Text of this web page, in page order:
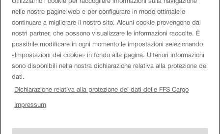
Social Media
Twitter
Facebook
Youtube
Instagram
LinkedIn
Tags
Accoppiamento automatico digitale
nelle nostre pagine web e per configurare in modo ottimale e
continuare a migliorare il nostro sito. Alcuni cookie provengono dai
nostri partner, che possono visualizzare le informazioni raccolte. È
possibile modificare in ogni momento le impostazioni selezionando
«Impostazioni dei cookie» in fondo alla pagina. Ulteriori informazioni
sono disponibili nella nostra dichiarazione relativa alla protezione dei
dati.
Dichiarazione relativa alla protezione dei dati delle FFS Cargo
Impressum